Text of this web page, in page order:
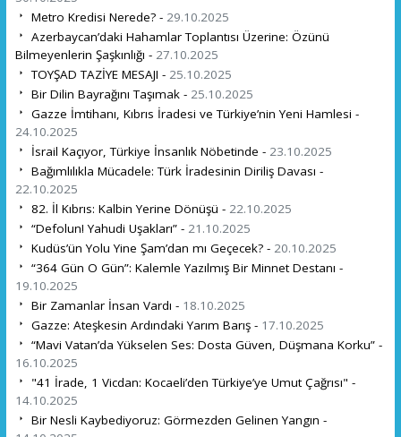
Metro Kredisi Nerede? - 29.10.2025
Azerbaycan’daki Hahamlar Toplantısı Üzerine: Özünü
Bilmeyenlerin Şaşkınlığı - 27.10.2025
TOYŞAD TAZİYE MESAJI - 25.10.2025
Bir Dilin Bayrağını Taşımak - 25.10.2025
Gazze İmtihanı, Kıbrıs İradesi ve Türkiye’nin Yeni Hamlesi -
24.10.2025
İsrail Kaçıyor, Türkiye İnsanlık Nöbetinde - 23.10.2025
Bağımlılıkla Mücadele: Türk İradesinin Diriliş Davası -
22.10.2025
82. İl Kıbrıs: Kalbin Yerine Dönüşü - 22.10.2025
“Defolun! Yahudi Uşakları” - 21.10.2025
Kudüs’ün Yolu Yine Şam’dan mı Geçecek? - 20.10.2025
“364 Gün O Gün”: Kalemle Yazılmış Bir Minnet Destanı -
19.10.2025
Bir Zamanlar İnsan Vardı - 18.10.2025
Gazze: Ateşkesin Ardındaki Yarım Barış - 17.10.2025
“Mavi Vatan’da Yükselen Ses: Dosta Güven, Düşmana Korku” -
16.10.2025
"41 İrade, 1 Vicdan: Kocaeli’den Türkiye’ye Umut Çağrısı" -
14.10.2025
Bir Nesli Kaybediyoruz: Görmezden Gelinen Yangın -